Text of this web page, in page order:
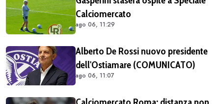
Calciomercato
ago 06, 11:29
Alberto De Rossi nuovo presidente
dell'Ostiamare (COMUNICATO)
ago 06, 11:07